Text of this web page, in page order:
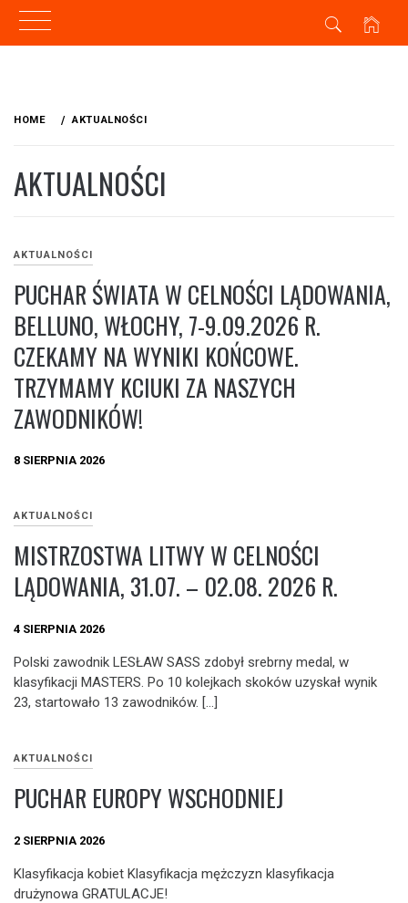
HOME AKTUALNOŚCI
AKTUALNOŚCI
AKTUALNOŚCI
PUCHAR ŚWIATA W CELNOŚCI LĄDOWANIA,
BELLUNO, WŁOCHY, 7-9.09.2026 R.
CZEKAMY NA WYNIKI KOŃCOWE.
TRZYMAMY KCIUKI ZA NASZYCH
ZAWODNIKÓW!
8 SIERPNIA 2026
AKTUALNOŚCI
MISTRZOSTWA LITWY W CELNOŚCI
LĄDOWANIA, 31.07. – 02.08. 2026 R.
4 SIERPNIA 2026
Polski zawodnik LESŁAW SASS zdobył srebrny medal, w
klasyfikacji MASTERS. Po 10 kolejkach skoków uzyskał wynik
23, startowało 13 zawodników. […]
AKTUALNOŚCI
PUCHAR EUROPY WSCHODNIEJ
2 SIERPNIA 2026
Klasyfikacja kobiet Klasyfikacja mężczyzn klasyfikacja
drużynowa GRATULACJE!